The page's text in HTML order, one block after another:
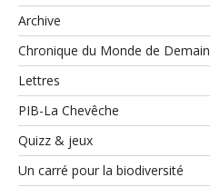
Archive
Chronique du Monde de Demain
Lettres
PIB-La Chevêche
Quizz & jeux
Un carré pour la biodiversité